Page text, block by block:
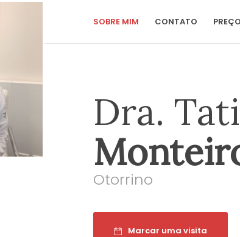
SOBRE MIM CONTATO PREÇO
Dra.
Otorrino
Marcar uma visita